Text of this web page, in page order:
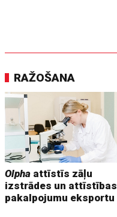
RAŽOŠANA
Olpha attīstīs zāļu
izstrādes un attīstības
pakalpojumu eksportu